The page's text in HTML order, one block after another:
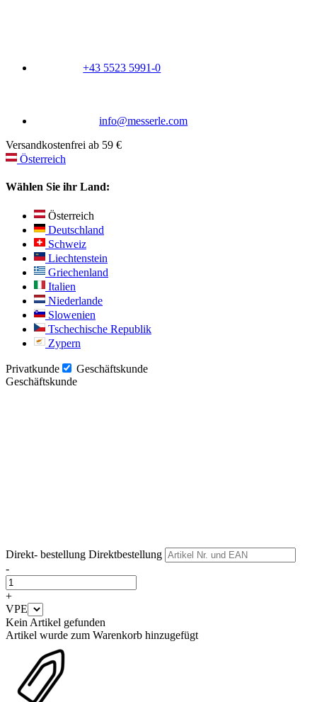
+43 5523 5991-0
info@messerle.com
Versandkostenfrei ab 59 €
Österreich
Wählen Sie ihr Land:
Österreich
Deutschland
Schweiz
Liechtenstein
Griechenland
Italien
Niederlande
Slowenien
Tschechische Republik
Zypern
Privatkunde
Geschäftskunde
Geschäftskunde
Direkt- bestellung Direktbestellung
-
+
VPE
Kein Artikel gefunden
Artikel wurde zum Warenkorb hinzugefügt